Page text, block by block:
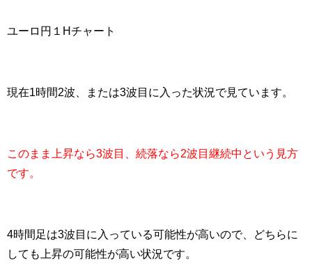
ユーロ円１Hチャート
現在1時間2波、または3波目に入った状況で見ています。
このまま上昇なら3波目、続落なら2波目継続中という見方
です。
4時間足は3波目に入っている可能性が高いので、どちらに
しても上昇の可能性が高い状況です。